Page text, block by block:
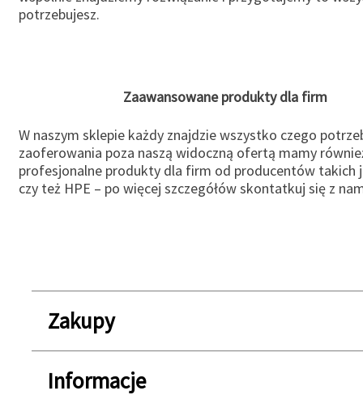
potrzebujesz.
Zaawansowane produkty dla firm
W naszym sklepie każdy znajdzie wszystko czego
zaoferowania poza naszą widoczną ofertą mamy
profesjonalne produkty dla firm od producentów takich
czy też HPE – po więcej szczegółów skontatkuj się z
Zakupy
Informacje